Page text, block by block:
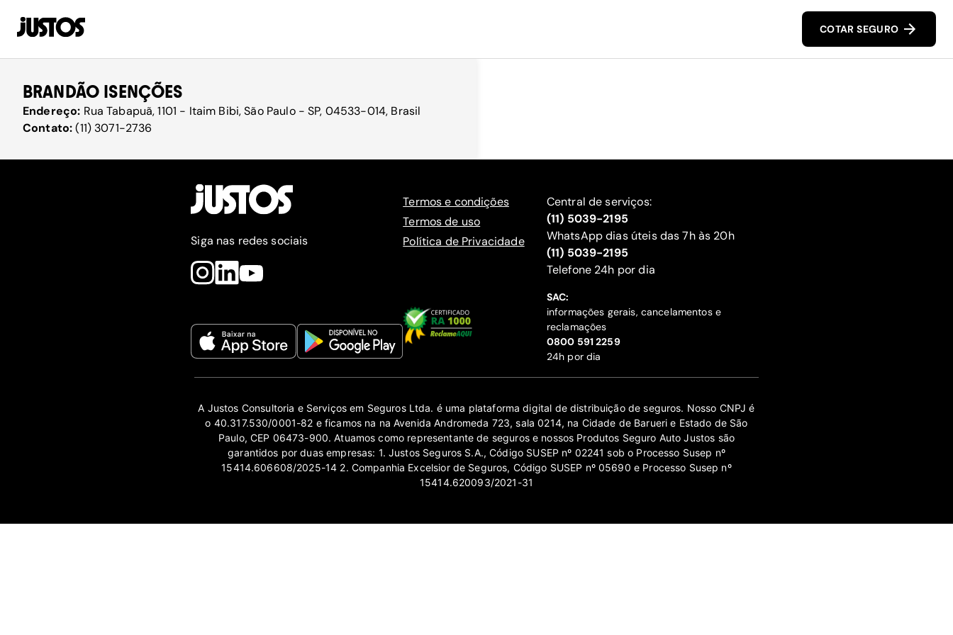
COTAR SEGURO
BRANDÃO ISENÇÕES
Endereço: Rua Tabapuã, 1101 - Itaim Bibi, São Paulo - SP, 04533-014, Brasil
Contato:(11) 3071-2736
Siga nas redes sociais
Termos e condições
Termos de uso
Política de Privacidade
Central de serviços:
(11) 5039-2195
WhatsApp dias úteis das 7h às 20h
(11) 5039-2195
‍Telefone 24h por dia
SAC:
informações gerais, cancelamentos e
reclamações
‍0800 591 2259
24h por dia
A Justos Consultoria e Serviços em Seguros Ltda. é uma plataforma digital de distribuição de seguros. Nosso CNPJ é
o 40.317.530/0001-82 e ficamos na na Avenida Andromeda 723, sala 0214, na Cidade de Barueri e Estado de São
Paulo, CEP 06473-900. Atuamos como representante de seguros e nossos Produtos Seguro Auto Justos são
garantidos por duas empresas: 1. Justos Seguros S.A., Código SUSEP nº 02241 sob o Processo Susep nº
15414.606608/2025-14 2. Companhia Excelsior de Seguros, Código SUSEP nº 05690 e Processo Susep nº
15414.620093/2021-31